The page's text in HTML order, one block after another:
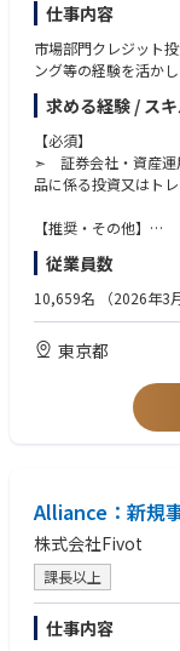
仕事内容
市場部門クレジット
ング等の経験を活か
求める経験 / ス
【必須】
➣ 証券会社・資産運
品に係る投資又はト
【推奨・その他】
➣ 海外とのコミュニ
となるため、英語が
➣ 証券アナリスト
【求める人物像】
➣ マーケット経験の
従業員数
10,659名 （2026年3
東京都
Alliance：新規
株式会社Fivot
課長以上
仕事内容